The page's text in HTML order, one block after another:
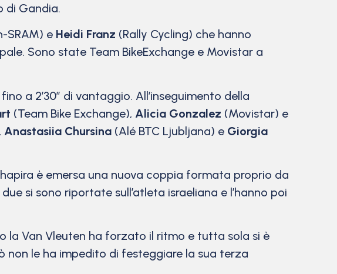
di Gandia.
SRAM) e Heidi Franz (Rally Cycling) che hanno
Sono state Team BikeExchange e Movistar a
a 2’30” di vantaggio. All’inseguimento della
(Team Bike Exchange), Alicia Gonzalez (Movistar) e
Anastasiia Chursina (Alé BTC Ljubljana) e Giorgia
è emersa una nuova coppia formata proprio da
si sono riportate sull’atleta israeliana e l’hanno poi
la Van Vleuten ha forzato il ritmo e tutta sola si è
non le ha impedito di festeggiare la sua terza